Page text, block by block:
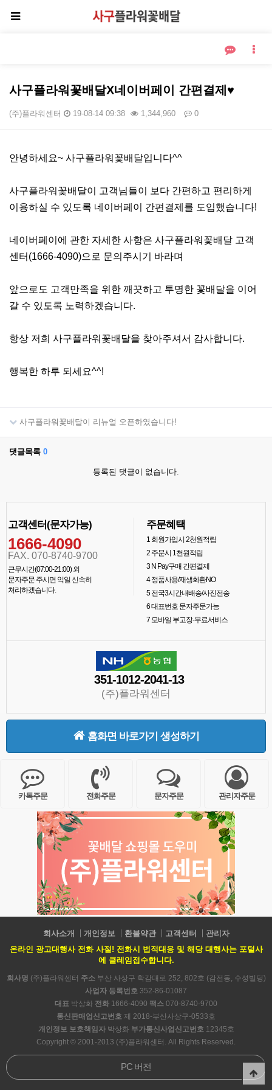
사구플라워꽃배달X네이버페이 간편결제♥
(주)플라워센터 19-08-14 09:38 1,344,960 0
안녕하세요~ 사구플라워꽃배달입니다^^
사구플라워꽃배달이 고객님들이 보다 간편하고 편리하게
이용하실 수 있도록 네이버페이 간편결제를 도입했습니다!
네이버페이에 관한 자세한 사항은 사구플라워꽃배달 고객
센터(1666-4090)으로 문의주시기 바라며
앞으로도 고객만족을 위한 깨끗하고 투명한 꽃배달을 이어
갈 수 있도록 노력하겠습니다.
항상 저희 사구플라워꽃배달을 찾아주셔서 감사합니다.
행복한 하루 되세요^^!
사구플라워꽃배달이 리뉴얼 오픈하였습니다!
댓글목록 0
등록된 댓글이 없습니다.
고객센터(문자가능)
1666-4090
FAX. 070-8740-9700
근무시간(07:00-21:00) 외
문자주문 주시면 익일 신속히
처리하겠습니다.
주문혜택
1회원가입시 2천원적립
2주문시 1천원적립
3N Pay구매 간편결제
4정품사용/재생화환NO
5전국3시간내배송/사진전송
6대표번호 문자주문가능
7모바일 부고장-무료서비스
351-1012-2041-13
(주)플라워센터
홈화면 바로가기 생성하기
카톡주문 전화주문 문자주문 관리자주문
회사소개 개인정보 환불약관 고객센터
관리자
온라인 광고대행사 전화 사절! 전화시 법적대응 및 해당 대행사는 포털사
에 클레임접수합니다.
회사명 (주)플라워센터 주소부산 사상구 학감대로 252, 802호 (감전동, 수성빌딩)
사업자 등록번호 352-86-01087
대표 박상화 전화 1666-4090 팩스 070-8740-9700
통신판매업신고번호 제 2018-부산사상구-0533호
개인정보 보호책임자박상화 부가통신사업신고번호12345호
Copyright © 2001-2013 (주)플라워센터. All Rights Reserved.
PC 버전